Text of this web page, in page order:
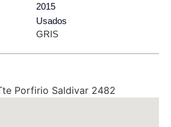
2015
Usados
GRIS
Porfirio Saldivar 2482